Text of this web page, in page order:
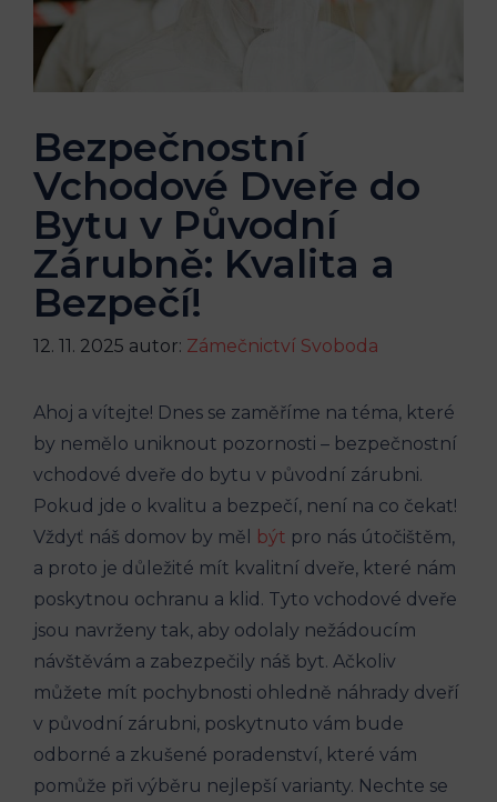
Bezpečnostní
Vchodové Dveře do
Bytu v Původní
Zárubně: Kvalita a
Bezpečí!
12. 11. 2025 autor: Zámečnictví Svoboda
Ahoj a⁣ vítejte! Dnes se zaměříme na ⁢téma, které
by nemělo uniknout pozornosti – bezpečnostní
vchodové dveře do ​bytu ⁢v původní zárubni.
Pokud jde o kvalitu a bezpečí, není na co​ čekat!
Vždyť náš domov by ‌měl
být pro nás útočištěm,
a⁣ proto je důležité mít kvalitní dveře, které ⁢nám
poskytnou‍ ochranu a klid. Tyto vchodové dveře
jsou navrženy tak, aby odolaly nežádoucím
návštěvám a zabezpečily náš byt. Ačkoliv
můžete mít pochybnosti ohledně ⁤náhrady dveří
v původní zárubni,⁢ poskytnuto vám bude
odborné a zkušené poradenství, které vám​
pomůže při⁤ výběru nejlepší ⁣varianty. Nechte se